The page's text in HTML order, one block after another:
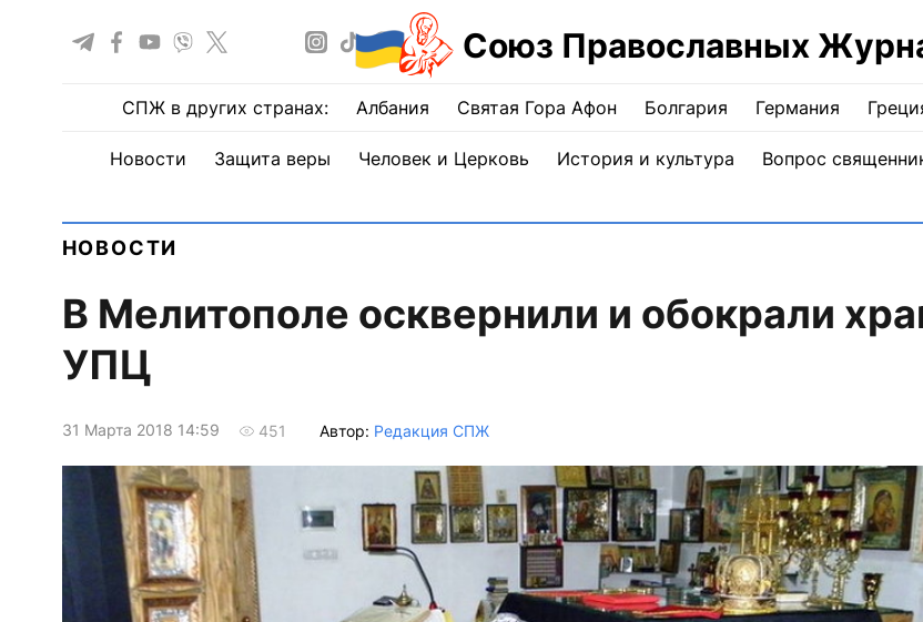
Союз Православных
СПЖ в других странах: Албания Святая Гора Афон Болгария Германия
Новости Защита веры Человек и Церковь История и культура Вопрос
НОВОСТИ
В Мелитополе осквернили и обокрали
УПЦ
31 Марта 2018 14:59 451 Автор: Редакция СПЖ